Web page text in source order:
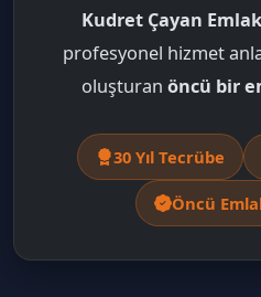
Kudret Çayan
profesyonel hizmet
oluşturan öncü bir
30 Yıl Tecrübe
Öncü